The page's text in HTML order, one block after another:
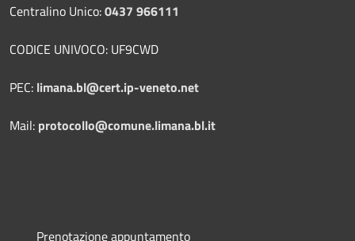
Centralino Unico:0437 966111
CODICE UNIVOCO: UF9CWD
PEC: limana.bl@cert.ip-veneto.net
Mail: protocollo@comune.limana.bl.it
Prenotazione appuntamento